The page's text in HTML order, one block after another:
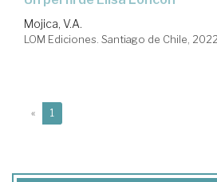
Mojica, V.A.
LOM Ediciones. Santiago de Chile, 2022
« 1